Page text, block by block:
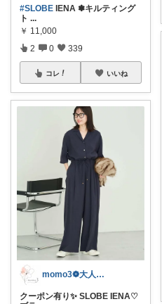
#SLOBE IENA ✽キルティング
ト ...
￥ 11,000
2 0 339
コレ いいね
momo3❁大人のちょうどいいもの選び
クーポン有り✨ SLOBE IENA♡